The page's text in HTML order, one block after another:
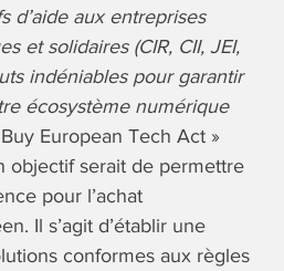
d’aide aux entreprises
et solidaires (CIR, CII, JEI,
indéniables pour garantir
écosystème numérique
European Tech Act »
objectif serait de permettre
pour l’achat
Il s’agit d’établir une
conformes aux règles